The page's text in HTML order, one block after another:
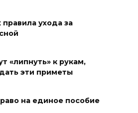
Театр Чехова
откроет 200-й
18:27
готовятся к
правила ухода за
«липнуть» к рукам,
эти приметы
на единое пособие